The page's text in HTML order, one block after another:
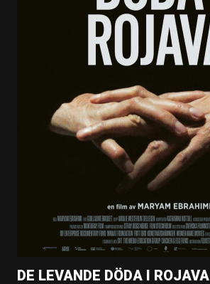
DE LEVANDE DÖDA I ROJAVA